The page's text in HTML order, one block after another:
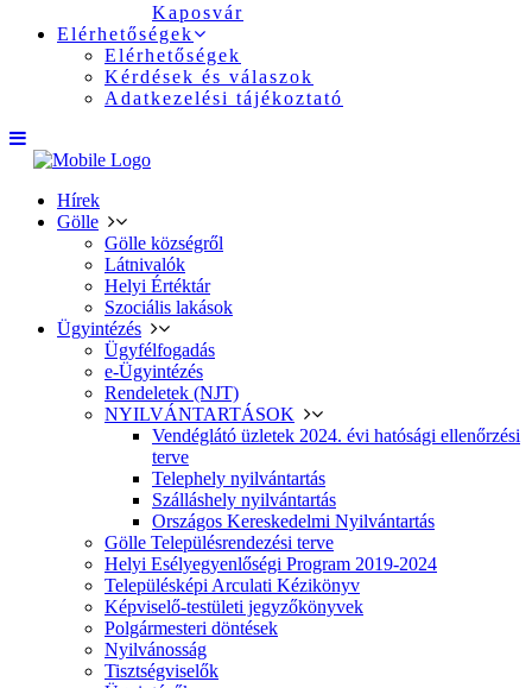
Kaposvár
Elérhetőségek
Elérhetőségek
Kérdések és válaszok
Adatkezelési tájékoztató
Hírek
Gölle
Gölle községről
Látnivalók
Helyi Értéktár
Szociális lakások
Ügyintézés
Ügyfélfogadás
e-Ügyintézés
Rendeletek (NJT)
NYILVÁNTARTÁSOK
Vendéglátó üzletek 2024. évi hatósági ellenőrzési
terve
Telephely nyilvántartás
Szálláshely nyilvántartás
Országos Kereskedelmi Nyilvántartás
Gölle Településrendezési terve
Helyi Esélyegyenlőségi Program 2019-2024
Településképi Arculati Kézikönyv
Képviselő-testületi jegyzőkönyvek
Polgármesteri döntések
Nyilvánosság
Tisztségviselők